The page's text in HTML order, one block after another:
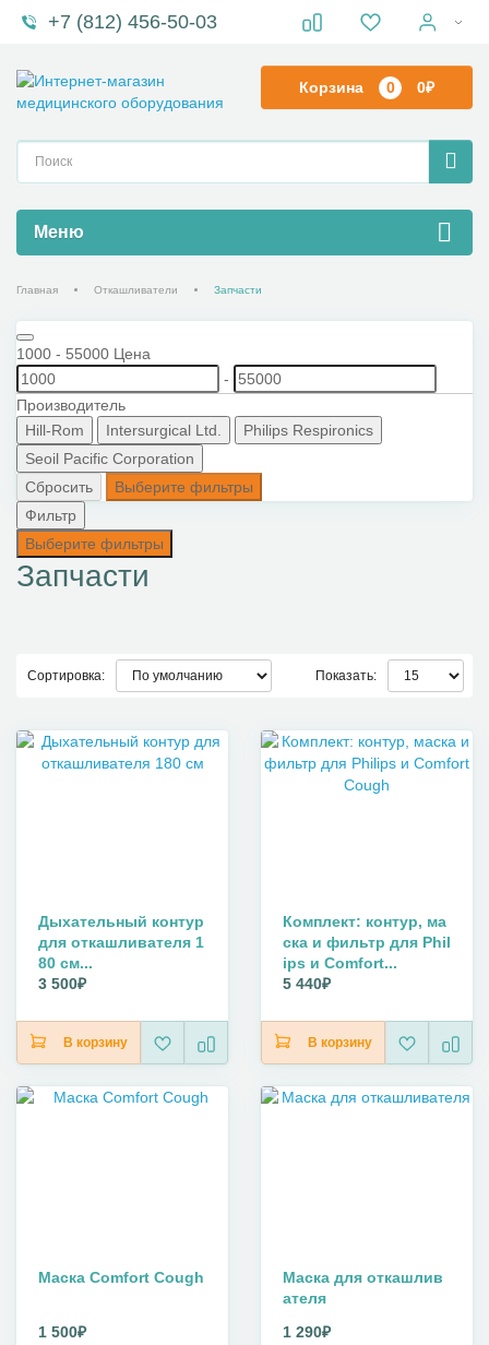
+7 (812) 456-50-03
Корзина 0 0₽
Меню
Главная Откашливатели Запчасти
1000 - 55000 Цена
-
Производитель
Hill-Rom
Intersurgical Ltd.
Philips Respironics
Seoil Pacific Corporation
Сбросить
Выберите фильтры
Фильтр
Выберите фильтры
Запчасти
Сортировка: Показать:
Дыхательный контур
для откашливателя 1
80 см...
3 500₽
В корзину
Комплект: контур, ма
ска и фильтр для Phil
ips и Comfort...
5 440₽
В корзину
Маска Comfort Cough
1 500₽
Маска для откашлив
ателя
1 290₽